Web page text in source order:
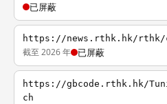
已屏蔽
https://news.rthk.hk/rthk/
截至 2026 年 已屏蔽
https://gbcode.rthk.hk/
ch